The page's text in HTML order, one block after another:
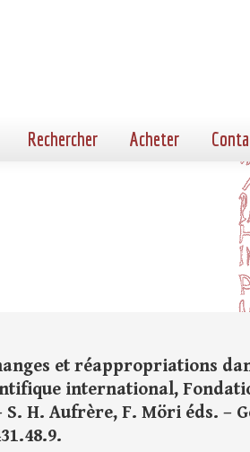
Rechercher Acheter
et réappropriations
international,
S. H. Aufrère, F. Möri éds. –